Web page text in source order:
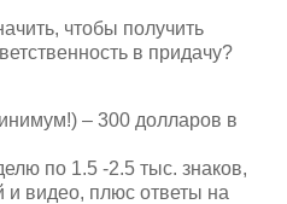
чтобы получить
в придачу?
– 300 долларов в
по 1.5 -2.5 тыс. знаков,
и видео, плюс ответы на